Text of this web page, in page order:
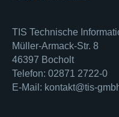
TIS Technische
Müller-Armack-Str. 8
46397 Bocholt
Telefon: 02871 2722-0
E-Mail: kontakt@tis-